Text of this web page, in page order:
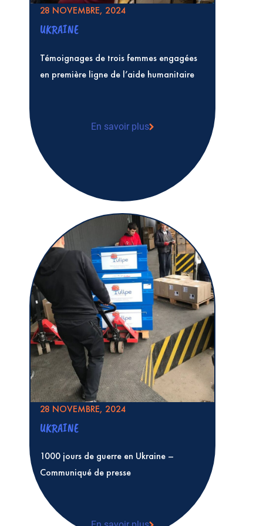
28 NOVEMBRE, 2024
UKRAINE
Témoignages de trois femmes engagées
en première ligne de l’aide humanitaire
En savoir plus
Témoignages de trois femmes engagées
première ligne de l’aide humanitaire
28 NOVEMBRE, 2024
UKRAINE
1000 jours de guerre en Ukraine –
Communiqué de presse